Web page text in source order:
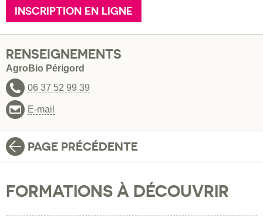
INSCRIPTION EN LIGNE
RENSEIGNEMENTS
AgroBio Périgord
06 37 52 99 39
E-mail
PAGE PRÉCÉDENTE
FORMATIONS À DÉCOUVRIR